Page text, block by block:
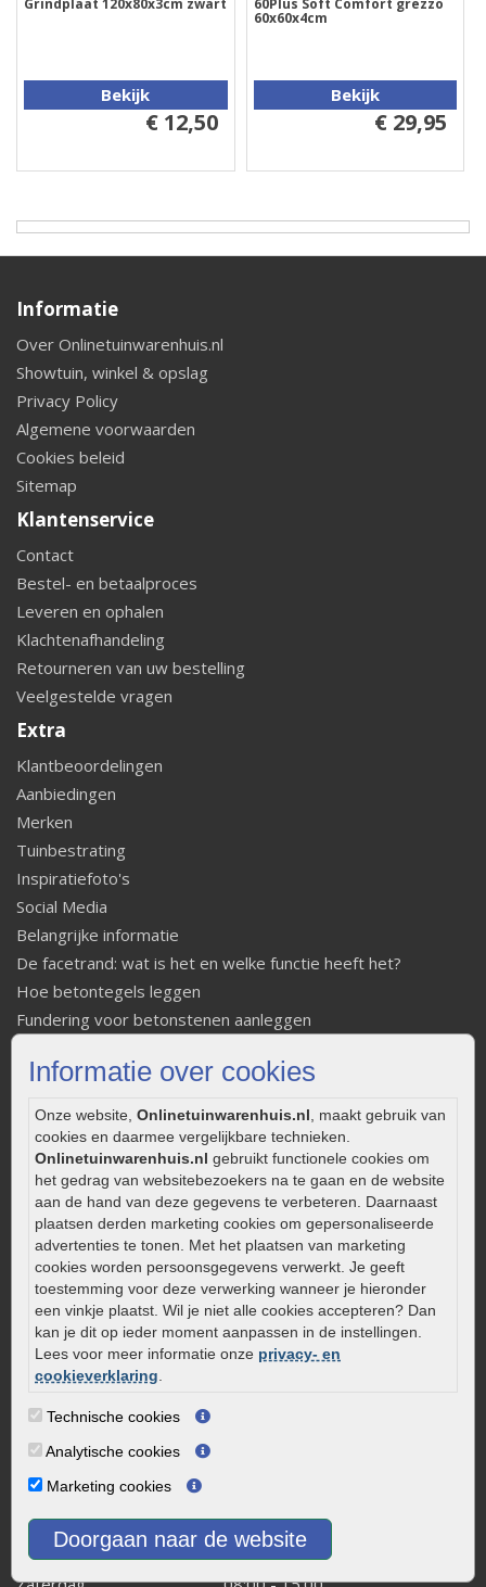
Informatie over cookies
Onze website, Onlinetuinwarenhuis.nl , maakt gebruik van
cookies en daarmee vergelijkbare technieken.
Onlinetuinwarenhuis.nl gebruikt functionele cookies om
het gedrag van websitebezoekers na te gaan en de website
aan de hand van deze gegevens te verbeteren. Daarnaast
plaatsen derden marketing cookies om gepersonaliseerde
advertenties te tonen. Met het plaatsen van marketing
cookies worden persoonsgegevens verwerkt. Je geeft
toestemming voor deze verwerking wanneer je hieronder
een vinkje plaatst. Wil je niet alle cookies accepteren? Dan
kan je dit op ieder moment aanpassen in de instellingen.
Lees voor meer informatie onze privacy- en
cookieverklaring
Technische cookies
Analytische cookies
Marketing cookies
Doorgaan naar de website
Grindplaat 120x80x3cm zwart
Bekijk
€ 12,50
60Plus Soft Comfort grezzo
60x60x4cm
Bekijk
€ 29,95
Informatie
Over Onlinetuinwarenhuis.nl
Showtuin, winkel & opslag
Privacy Policy
Algemene voorwaarden
Cookies beleid
Sitemap
Klantenservice
Contact
Bestel- en betaalproces
Leveren en ophalen
Klachtenafhandeling
Retourneren van uw bestelling
Veelgestelde vragen
Extra
Klantbeoordelingen
Aanbiedingen
Merken
Tuinbestrating
Inspiratiefoto's
Social Media
Belangrijke informatie
De facetrand: wat is het en welke functie heeft het?
Hoe betontegels leggen
Fundering voor betonstenen aanleggen
Strakke tuin inrichten
Legverbanden gebakken bestrating
Onderhoud van gebakken bestrating
Aanlegtips voor gebakken bestrating
Zelf een terras aanleggen
Kleine stadstuin inrichten
0320 – 219170
Kaapstanderweg 41
8243 RB Lelystad
info@onlinetuinwarenhuis.nl
Routebeschrijving
Openingstijden
Maandag
Donderdag
08:00 - 17:00
Vrijdag
08:00 - 17:00